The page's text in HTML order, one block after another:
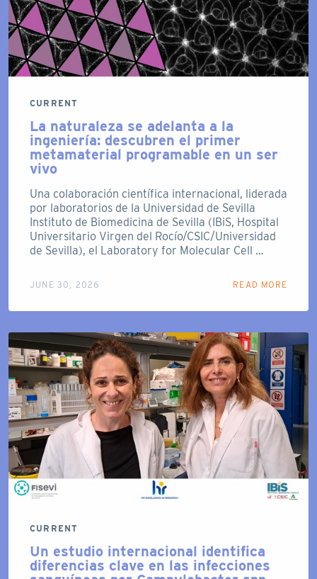
CURRENT
La naturaleza se adelanta a la
ingeniería: descubren el primer
metamaterial programable en un ser
vivo
Una colaboración científica internacional, liderada
por laboratorios de la Universidad de Sevilla
Instituto de Biomedicina de Sevilla (IBiS, Hospital
Universitario Virgen del Rocío/CSIC/Universidad
de Sevilla), el Laboratory for Molecular Cell …
JUNE 30, 2026 READ MORE
CURRENT
Un estudio internacional identifica
diferencias clave en las infecciones